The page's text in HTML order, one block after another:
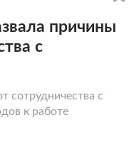
причины
с
сотрудничества с
к работе